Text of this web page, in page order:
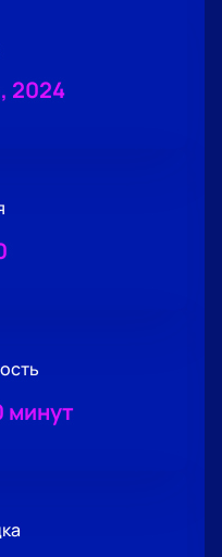
2024
минут